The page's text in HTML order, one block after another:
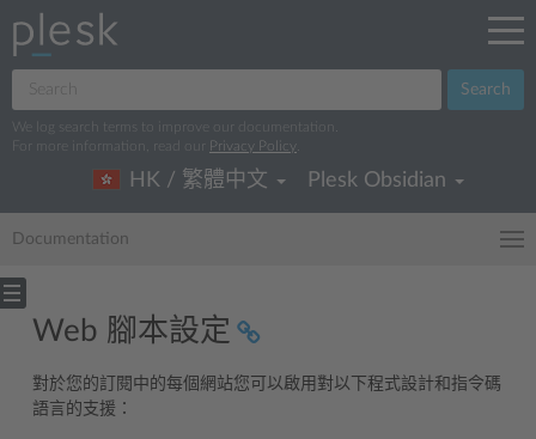
Search
We log search terms to improve our documentation.
For more information, read our
Privacy Policy
HK / 繁體中文 Plesk Obsidian
Documentation
Web 腳本設定
對於您的訂閱中的每個網站您可以啟用對以下程式設計和指令碼
語言的支援：